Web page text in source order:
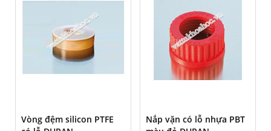
Vòng đệm silicon PTFE
Nắp vặn có lỗ nhựa PBT